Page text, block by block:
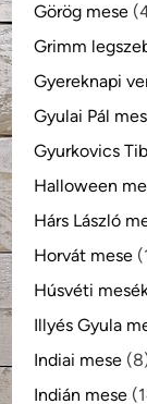
Görög mese
Grimm
Gyereknapi
Gyulai Pál
Gyurkovics
Halloween
Hárs László
Horvát mese
Húsvéti
Illyés Gyula
Indiai mese
Indián mese